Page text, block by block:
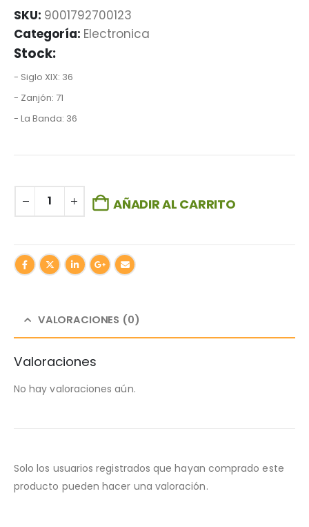
SKU: 9001792700123
Categoría: Electronica
Stock:
- Siglo XIX: 36
- Zanjón: 71
- La Banda: 36
AÑADIR AL CARRITO
VALORACIONES (0)
Valoraciones
No hay valoraciones aún.
Solo los usuarios registrados que hayan comprado este
producto pueden hacer una valoración.